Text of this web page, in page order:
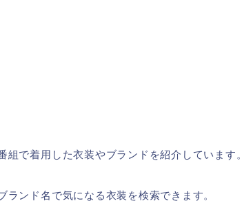
で着用した衣装やブランドを紹介しています。
ンド名で気になる衣装を検索できます。